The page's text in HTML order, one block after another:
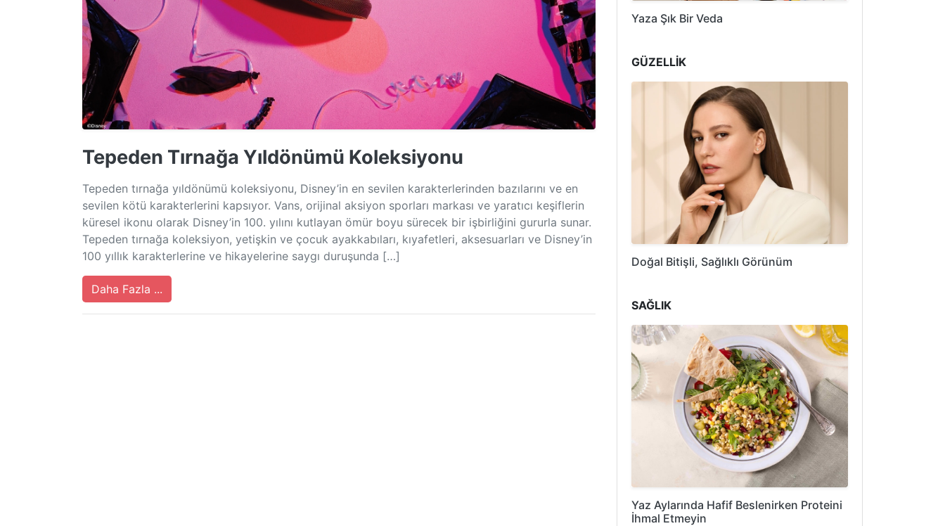
Tepeden Tırnağa Yıldönümü Koleksiyonu
Tepeden tırnağa yıldönümü koleksiyonu, Disney’in en sevilen karakterlerinden bazılarını ve en
sevilen kötü karakterlerini kapsıyor. Vans, orijinal aksiyon sporları markası ve yaratıcı keşiflerin
küresel ikonu olarak Disney’in 100. yılını kutlayan ömür boyu sürecek bir işbirliğini gururla sunar.
Tepeden tırnağa koleksiyon, yetişkin ve çocuk ayakkabıları, kıyafetleri, aksesuarları ve Disney’in
100 yıllık karakterlerine ve hikayelerine saygı duruşunda […]
Daha Fazla ...
Yaza Şık Bir Veda
GÜZELLİK
Doğal Bitişli, Sağlıklı Görünüm
SAĞLIK
Yaz Aylarında Hafif Beslenirken Proteini
İhmal Etmeyin